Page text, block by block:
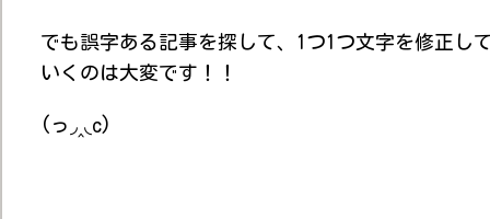
でも誤字ある記事を探して、1つ1つ文字を修正し
いくのは大変です！！
(っ◞‸◟c)